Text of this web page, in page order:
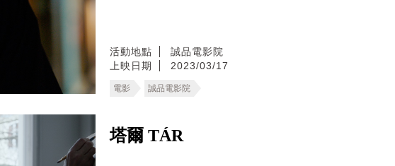
活動地點
誠品電影院
上映日期
2023/03/17
電影 誠品電影院
塔爾 TÁR